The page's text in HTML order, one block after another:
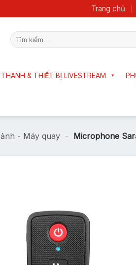
Trang chủ
Tìm
kiếm:
& THIẾT BỊ LIVESTREAM
- Máy quay - Microphone